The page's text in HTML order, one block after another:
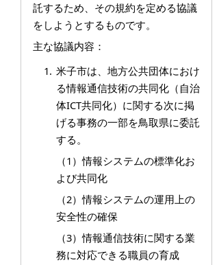
託するため、その規約を定める協議
をしようとするものです。
主な協議内容：
米子市は、地方公共団体におけ
る情報通信技術の共同化（自治
体ICT共同化）に関する次に掲
げる事務の一部を鳥取県に委託
する。
（1）情報システムの標準化お
よび共同化
（2）情報システムの運用上の
安全性の確保
（3）情報通信技術に関する業
務に対応できる職員の育成